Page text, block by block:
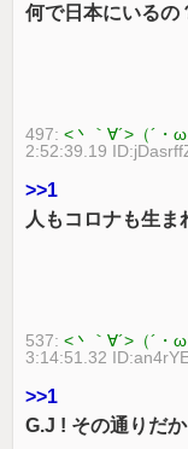
何で日本にいるの
497:<丶｀∀´>（´
2:52:39.19
>>1
人もコロナも生
537:<丶｀∀´>（´
3:14:51.32
>>1
G.J ! その通りだ